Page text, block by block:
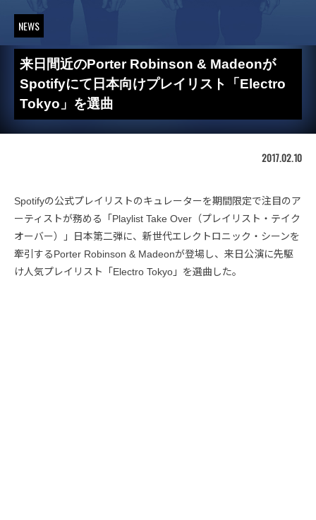
NEWS
来日間近のPorter Robinson & Madeonが
Spotifyにて日本向けプレイリスト「Electro
Tokyo」を選曲
2017.02.10
Spotifyの公式プレイリストのキュレーターを期間限定で注目のア
ーティストが務める「Playlist Take Over（プレイリスト・テイク
オーバー）」日本第二弾に、新世代エレクトロニック・シーンを
牽引するPorter Robinson & Madeonが登場し、来日公演に先駆
け人気プレイリスト「Electro Tokyo」を選曲した。